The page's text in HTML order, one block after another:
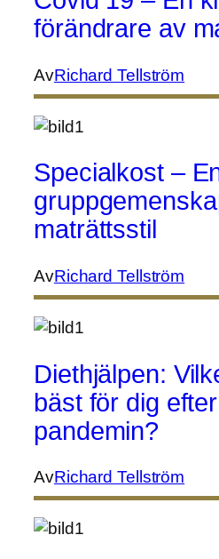
förändrare av
AvRichard Tellström
Specialkost –
maträttsstil
AvRichard Tellström
Diethjälpen:
bäst för dig
pandemin?
AvRichard Tellström